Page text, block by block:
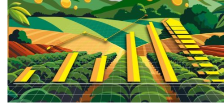
por
el
agro
colombiano
de
cara
a
2026